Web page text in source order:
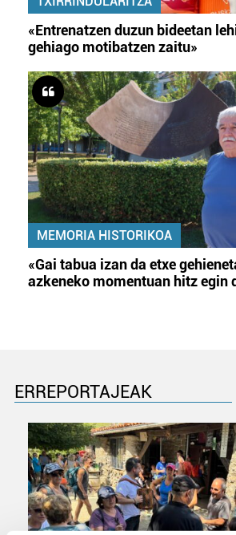
«Entrenatzen duzun bideetan
gehiago motibatzen zaitu»
MEMORIA HISTORIKOA
«Gai tabua izan da etxe
azkeneko momentuan hitz egin
ERREPORTAJEAK